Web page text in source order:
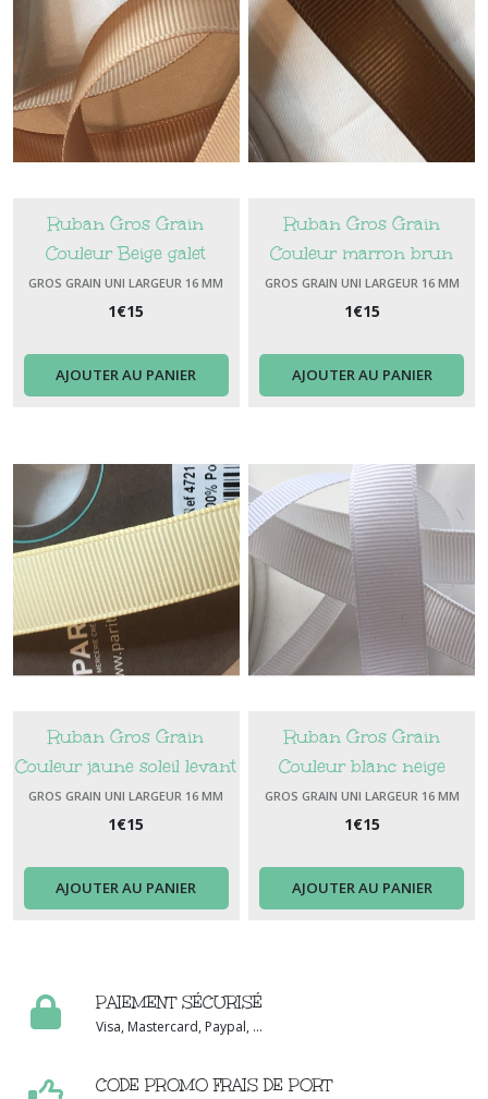
Ruban Gros Grain
Couleur Beige galet
Largeur 16 mm
GROS GRAIN UNI LARGEUR 16 MM
1€15
AJOUTER AU PANIER
Ruban Gros Grain
Couleur marron brun
Largeur 16 mm
GROS GRAIN UNI LARGEUR 16 MM
1€15
AJOUTER AU PANIER
Ruban Gros Grain
Couleur jaune soleil levant
Largeur 16 mm
GROS GRAIN UNI LARGEUR 16 MM
1€15
AJOUTER AU PANIER
Ruban Gros Grain
Couleur blanc neige
Largeur 16 mm
GROS GRAIN UNI LARGEUR 16 MM
1€15
AJOUTER AU PANIER
PAIEMENT SÉCURISÉ
Visa, Mastercard, Paypal, ...
CODE PROMO FRAIS DE PORT